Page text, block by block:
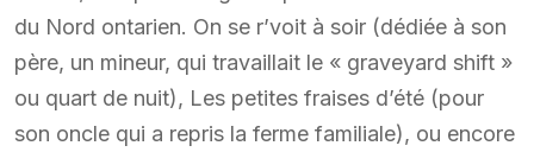
du Nord ontarien. On se r’voit à soir (dédiée à son
père, un mineur, qui travaillait le « graveyard shift »
ou quart de nuit), Les petites fraises d’été (pour
son oncle qui a repris la ferme familiale), ou encore